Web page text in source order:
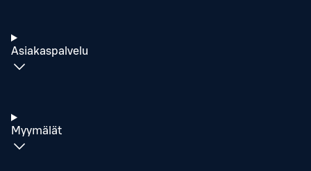
Asiakaspalvelu
Myymälät